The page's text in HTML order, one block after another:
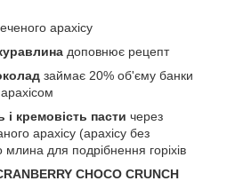
арахісу
доповнює рецепт
займає 20% об'єму банки
і кремовість пасти через
арахісу (арахісу без
для подрібнення горіхів
CHOCO CRUNCH